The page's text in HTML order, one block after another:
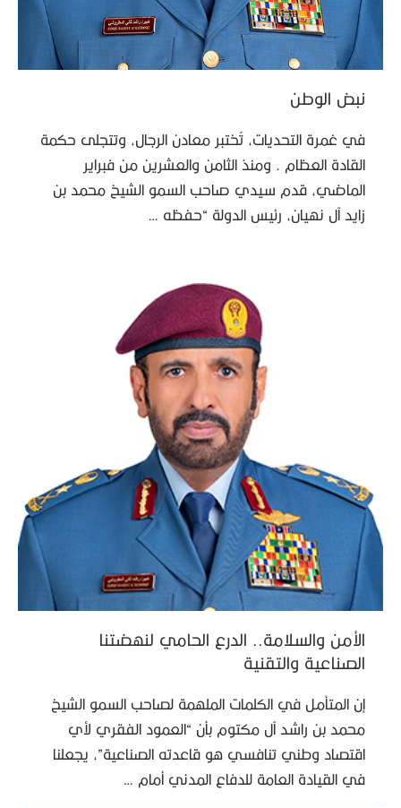
نبض الوطن
في غمرة التحديات، تُختبر معادن الرجال، وتتجلى حكمة
القادة العظام . ومنذ الثامن والعشرين من فبراير
الماضي، قدم سيدي صاحب السمو الشيخ محمد بن
زايد آل نهيان، رئيس الدولة “حفظه …
الأمن والسلامة.. الدرع الحامي لنهضتنا
الصناعية والتقنية
إن المتأمل في الكلمات الملهمة لصاحب السمو الشيخ
محمد بن راشد آل مكتوم بأن “العمود الفقري لأي
اقتصاد وطني تنافسي هو قاعدته الصناعية”، يجعلنا
في القيادة العامة للدفاع المدني أمام …